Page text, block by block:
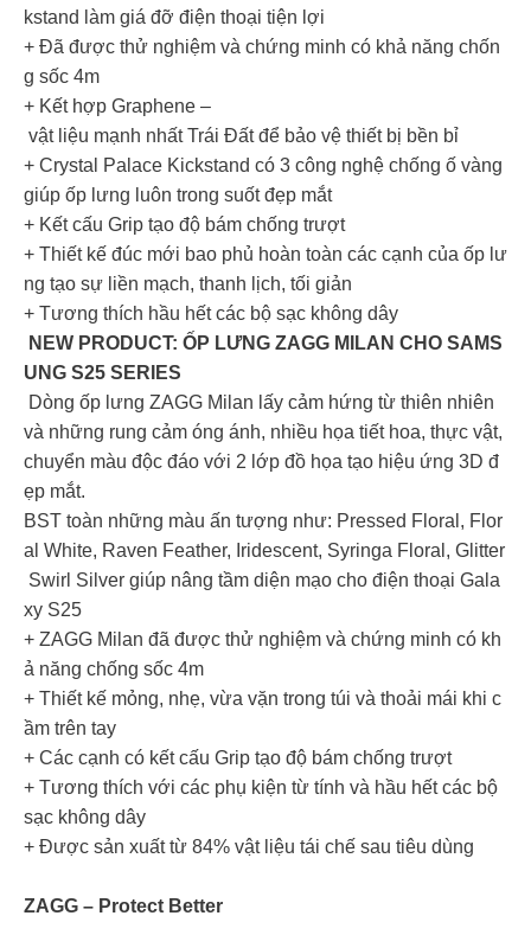
kstand làm giá đỡ điện thoại tiện lợi
+ Đã được thử nghiệm và chứng minh có khả năng chốn
g sốc 4m
+ Kết hợp Graphene –
vật liệu mạnh nhất Trái Đất để bảo vệ thiết bị bền bỉ
+ Crystal Palace Kickstand có 3 công nghệ chống ố vàng
giúp ốp lưng luôn trong suốt đẹp mắt
+ Kết cấu Grip tạo độ bám chống trượt
+ Thiết kế đúc mới bao phủ hoàn toàn các cạnh của ốp lư
ng tạo sự liền mạch, thanh lịch, tối giản
+ Tương thích hầu hết các bộ sạc không dây
NEW PRODUCT: ỐP LƯNG ZAGG MILAN CHO SAMS
UNG S25 SERIES
Dòng ốp lưng ZAGG Milan lấy cảm hứng từ thiên nhiên
và những rung cảm óng ánh, nhiều họa tiết hoa, thực vật,
chuyển màu độc đáo với 2 lớp đồ họa tạo hiệu ứng 3D đ
ẹp mắt.
BST toàn những màu ấn tượng như: Pressed Floral, Flor
al White, Raven Feather, Iridescent, Syringa Floral, Glitter
Swirl Silver giúp nâng tầm diện mạo cho điện thoại Gala
xy S25
+ ZAGG Milan đã được thử nghiệm và chứng minh có kh
ả năng chống sốc 4m
+ Thiết kế mỏng, nhẹ, vừa vặn trong túi và thoải mái khi c
ầm trên tay
+ Các cạnh có kết cấu Grip tạo độ bám chống trượt
+ Tương thích với các phụ kiện từ tính và hầu hết các bộ
sạc không dây
+ Được sản xuất từ 84% vật liệu tái chế sau tiêu dùng
ZAGG – Protect Better